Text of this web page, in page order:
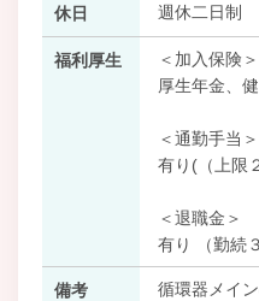
休日 週休二日制
福利厚生
＜加入保険＞
厚生年金、
＜通勤手当＞
有り(（上限
＜退職金＞
有り （勤続
備考
循環器メイ